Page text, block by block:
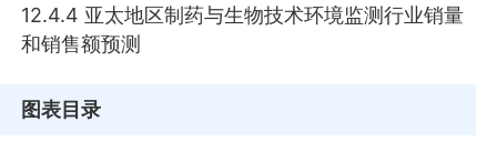
12.4.4 亚太地区制药与生物技术环境监测行业销量
和销售额预测
图表目录